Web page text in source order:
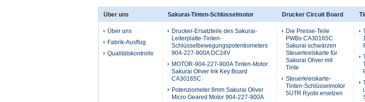
Über uns
Über uns
Fabrik-Ausflug
Qualitätskontrolle
Sakurai-Tinten-Schlüsselmotor
Drucker-Ersatzteile des Sakurai-
Leiterplatte-Tinten-
Schlüsselbewegungspotentiometers
904-227-900A DC24V
MOTOR-904-227-900A Tinten-Motor
Sakurai Oliver Ink Key Board
CA30165C
Potenziometer 8mm Sakurai Oliver
Micro Geared Motor 904-227-900A
Drucker Circuit Board
Die Presse-Teile
PWBs CA30165C
Sakurai schwärzen
Steuerkreiskarte für
Sakurai Oliver mit
Tinte
Steuerkreiskarte-
Tinten-Schlüsselmotor
5UTR Ryobi ersetzen